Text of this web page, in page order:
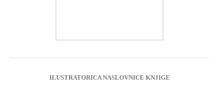
ILUSTRATORICA NASLOVNICE KNJIGE